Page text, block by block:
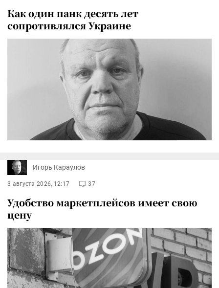
Как один панк десять лет
сопротивлялся Украине
Игорь Караулов
3 августа 2026, 12:17 37
Удобство маркетплейсов имеет свою
цену